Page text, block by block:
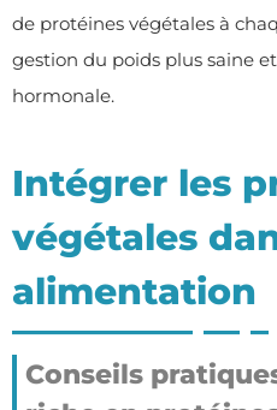
de protéines végétales à
gestion du poids plus saine
hormonale.
Intégrer les
végétales
alimentation
Conseils